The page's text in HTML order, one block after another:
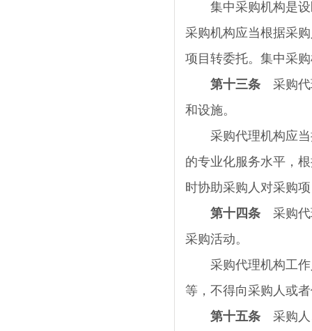
集中采购机构是设
采购机构应当根据采
项目转委托。集中采
第十三条 采购代
和设施。
采购代理机构应当
的专业化服务水平，
时协助采购人对采购
第十四条 采购代
采购活动。
采购代理机构工作
等，不得向采购人或
第十五条 采购人